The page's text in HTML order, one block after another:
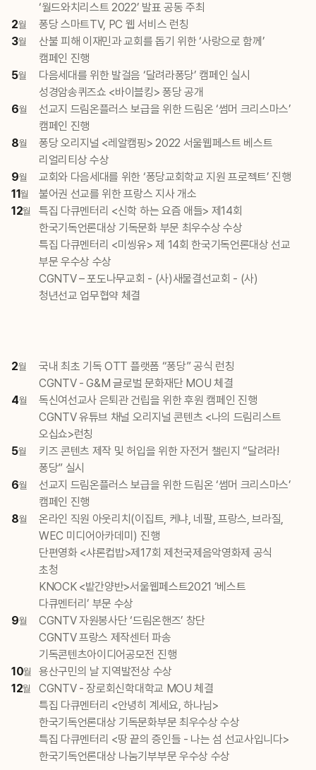
‘월드와치리스트 2022’ 발표 공동 주최
2월
퐁당 스마트TV, PC 웹 서비스 런칭
3월
산불 피해 이재민과 교회를 돕기 위한 ‘사랑으로 함께’
캠페인 진행
5월
다음세대를 위한 발걸음 ‘달려라퐁당’ 캠페인 실시
성경암송퀴즈쇼 <바이블킹> 퐁당 공개
6월
선교지 드림온플러스 보급을 위한 드림온 ‘썸머 크리스마스’
캠페인 진행
8월
퐁당 오리지널 <레알캠핑> 2022 서울웹페스트 베스트
리얼리티상 수상
9월
교회와 다음세대를 위한 ‘퐁당교회학교 지원 프로젝트’ 진행
11월
불어권 선교를 위한 프랑스 지사 개소
12월
특집 다큐멘터리 <신학 하는 요즘 애들> 제14회
한국기독언론대상 기독문화 부문 최우수상 수상
특집 다큐멘터리 <미씽유> 제 14회 한국기독언론대상 선교
부문 우수상 수상
CGNTV – 포도나무교회 - (사)새물결선교회 - (사)
청년선교 업무협약 체결
2월
국내 최초 기독 OTT 플랫폼 “퐁당” 공식 런칭
CGNTV - G&M 글로벌 문화재단 MOU 체결
4월
독신여선교사 은퇴관 건립을 위한 후원 캠페인 진행
CGNTV 유튜브 채널 오리지널 콘텐츠 <나의 드림리스트
오십쇼>런칭
5월
키즈 콘텐츠 제작 및 허입을 위한 자전거 챌린지 “달려라!
퐁당” 실시
6월
선교지 드림온플러스 보급을 위한 드림온 ‘썸머 크리스마스’
캠페인 진행
8월
온라인 직원 아웃리치(이집트, 케냐, 네팔, 프랑스, 브라질,
WEC 미디어아카데미) 진행
단편영화 <샤론컵밥>제17회 제천국제음악영화제 공식
초청
KNOCK <밭간양반>서울웹페스트2021 ‘베스트
다큐멘터리’ 부문 수상
9월
CGNTV 자원봉사단 ‘드림온핸즈’ 창단
CGNTV 프랑스 제작센터 파송
기독콘텐츠아이디어공모전 진행
10월
용산구민의 날 지역발전상 수상
12월
CGNTV - 장로회신학대학교 MOU 체결
특집 다큐멘터리 <안녕히 계세요, 하나님>
한국기독언론대상 기독문화부문 최우수상 수상
특집 다큐멘터리 <땅 끝의 증인들 - 나는 섬 선교사입니다>
한국기독언론대상 나눔기부부문 우수상 수상